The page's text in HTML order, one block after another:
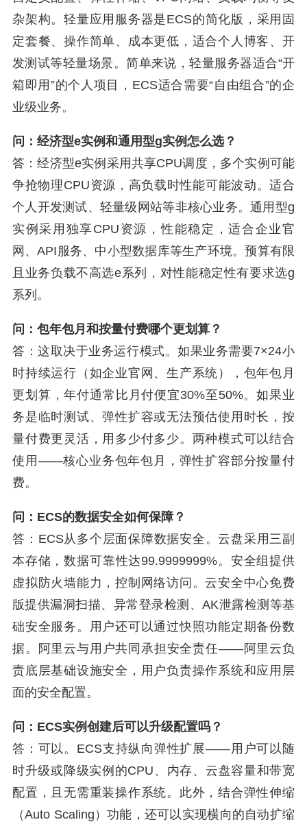
杂架构。轻量应用服务器是ECS的简化版，采用固
定套餐、操作简单、成本更低，适合个人博客、开
发测试等轻量场景。简单来说，轻量服务器适合“开
箱即用”的个人项目，ECS适合需要“自由组合”的企
业级业务。
问：经济型e实例和通用型g实例怎么选？
答：经济型e实例采用共享CPU调度，多个实例可能
争抢物理CPU资源，高负载时性能可能波动。适合
个人开发测试、轻量级网站等非核心业务。通用型g
实例采用独享CPU资源，性能稳定，适合企业官
网、API服务、中小型数据库等生产环境。预算有限
且业务负载不高选e系列，对性能稳定性有要求选g
系列。
问：包年包月和按量付费哪个更划算？
答：这取决于业务运行模式。如果业务需要7×24小
时持续运行（如企业官网、生产系统），包年包月
更划算，年付通常比月付便宜30%至50%。如果业
务是临时测试、弹性扩容或无法预估使用时长，按
量付费更灵活，用多少付多少。两种模式可以结合
使用——核心业务包年包月，弹性扩容部分按量付
费。
问：ECS的数据安全如何保障？
答：ECS从多个层面保障数据安全。云盘采用三副
本存储，数据可靠性达99.9999999%。安全组提供
虚拟防火墙能力，控制网络访问。云安全中心免费
版提供漏洞扫描、异常登录检测、AK泄露检测等基
础安全服务。用户还可以通过快照功能定期备份数
据。阿里云与用户共同承担安全责任——阿里云负
责底层基础设施安全，用户负责操作系统和应用层
面的安全配置。
问：ECS实例创建后可以升级配置吗？
答：可以。ECS支持纵向弹性扩展——用户可以随
时升级或降级实例的CPU、内存、云盘容量和带宽
配置，且无需重装操作系统。此外，结合弹性伸缩
（Auto Scaling）功能，还可以实现横向的自动扩缩